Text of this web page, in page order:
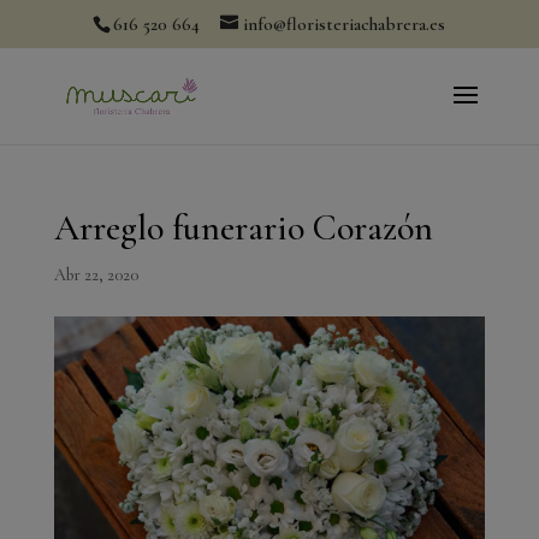
616 520 664 info@floristeriachabrera.es
Arreglo funerario Corazón
Abr 22, 2020
modal-check